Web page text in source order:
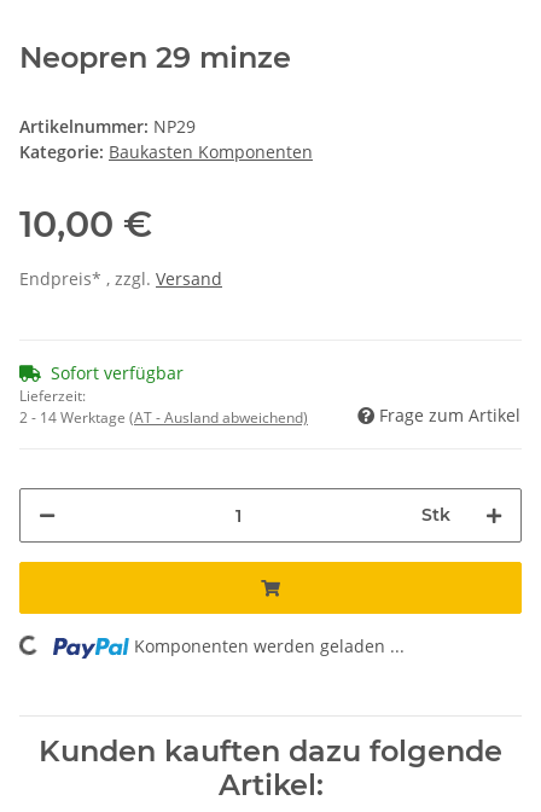
Neopren 29 minze
Artikelnummer: NP29
Kategorie: Baukasten Komponenten
10,00 €
Endpreis* , zzgl. Versand
Sofort verfügbar
Lieferzeit:
2 - 14 Werktage (AT - Ausland abweichend) Frage zum Artikel
Stk
Loading... Komponenten werden geladen ...
Kunden kauften dazu folgende
Artikel: